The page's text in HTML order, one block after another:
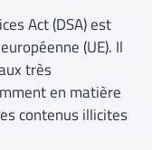
Act (DSA) est
(UE). Il
très
en matière
contenus illicites